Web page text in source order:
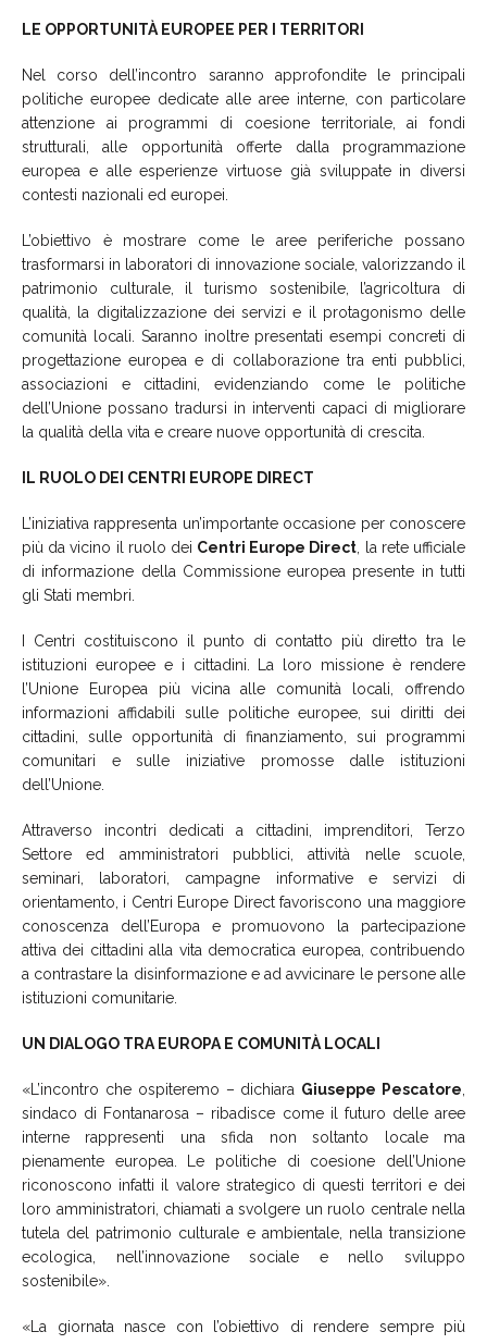
LE OPPORTUNITÀ EUROPEE PER I TERRITORI
Nel corso dell’incontro saranno approfondite le principali
politiche europee dedicate alle aree interne, con particolare
attenzione ai programmi di coesione territoriale, ai fondi
strutturali, alle opportunità offerte dalla programmazione
europea e alle esperienze virtuose già sviluppate in diversi
contesti nazionali ed europei.
L’obiettivo è mostrare come le aree periferiche possano
trasformarsi in laboratori di innovazione sociale, valorizzando il
patrimonio culturale, il turismo sostenibile, l’agricoltura di
qualità, la digitalizzazione dei servizi e il protagonismo delle
comunità locali. Saranno inoltre presentati esempi concreti di
progettazione europea e di collaborazione tra enti pubblici,
associazioni e cittadini, evidenziando come le politiche
dell’Unione possano tradursi in interventi capaci di migliorare
la qualità della vita e creare nuove opportunità di crescita.
IL RUOLO DEI CENTRI EUROPE DIRECT
L’iniziativa rappresenta un’importante occasione per conoscere
più da vicino il ruolo dei Centri Europe Direct , la rete ufficiale
di informazione della Commissione europea presente in tutti
gli Stati membri.
I Centri costituiscono il punto di contatto più diretto tra le
istituzioni europee e i cittadini. La loro missione è rendere
l’Unione Europea più vicina alle comunità locali, offrendo
informazioni affidabili sulle politiche europee, sui diritti dei
cittadini, sulle opportunità di finanziamento, sui programmi
comunitari e sulle iniziative promosse dalle istituzioni
dell’Unione.
Attraverso incontri dedicati a cittadini, imprenditori, Terzo
Settore ed amministratori pubblici, attività nelle scuole,
seminari, laboratori, campagne informative e servizi di
orientamento, i Centri Europe Direct favoriscono una maggiore
conoscenza dell’Europa e promuovono la partecipazione
attiva dei cittadini alla vita democratica europea, contribuendo
a contrastare la disinformazione e ad avvicinare le persone alle
istituzioni comunitarie.
UN DIALOGO TRA EUROPA E COMUNITÀ LOCALI
«L’incontro che ospiteremo – dichiara Giuseppe Pescatore
sindaco di Fontanarosa – ribadisce come il futuro delle aree
interne rappresenti una sfida non soltanto locale ma
pienamente europea. Le politiche di coesione dell’Unione
riconoscono infatti il valore strategico di questi territori e dei
loro amministratori, chiamati a svolgere un ruolo centrale nella
tutela del patrimonio culturale e ambientale, nella transizione
ecologica, nell’innovazione sociale e nello sviluppo
sostenibile».
«La giornata nasce con l’obiettivo di rendere sempre più